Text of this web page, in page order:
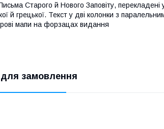
Старого й Нового Заповіту,
й грецької. Текст у дві колонки з
мапи на форзацах видання
замовлення